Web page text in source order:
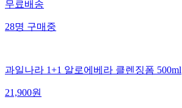
무료배송
28명구매중
과일나라 1+1 알로에베라 클렌징폼 500ml
21,900원